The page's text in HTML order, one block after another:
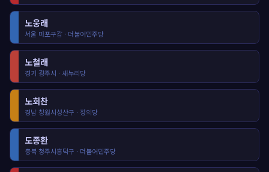
노웅래
서울 마포구갑 · 더불어민주당
노철래
경기 광주시 · 새누리당
노회찬
경남 창원시성산구 · 정의당
도종환
충북 청주시흥덕구 · 더불어민주당